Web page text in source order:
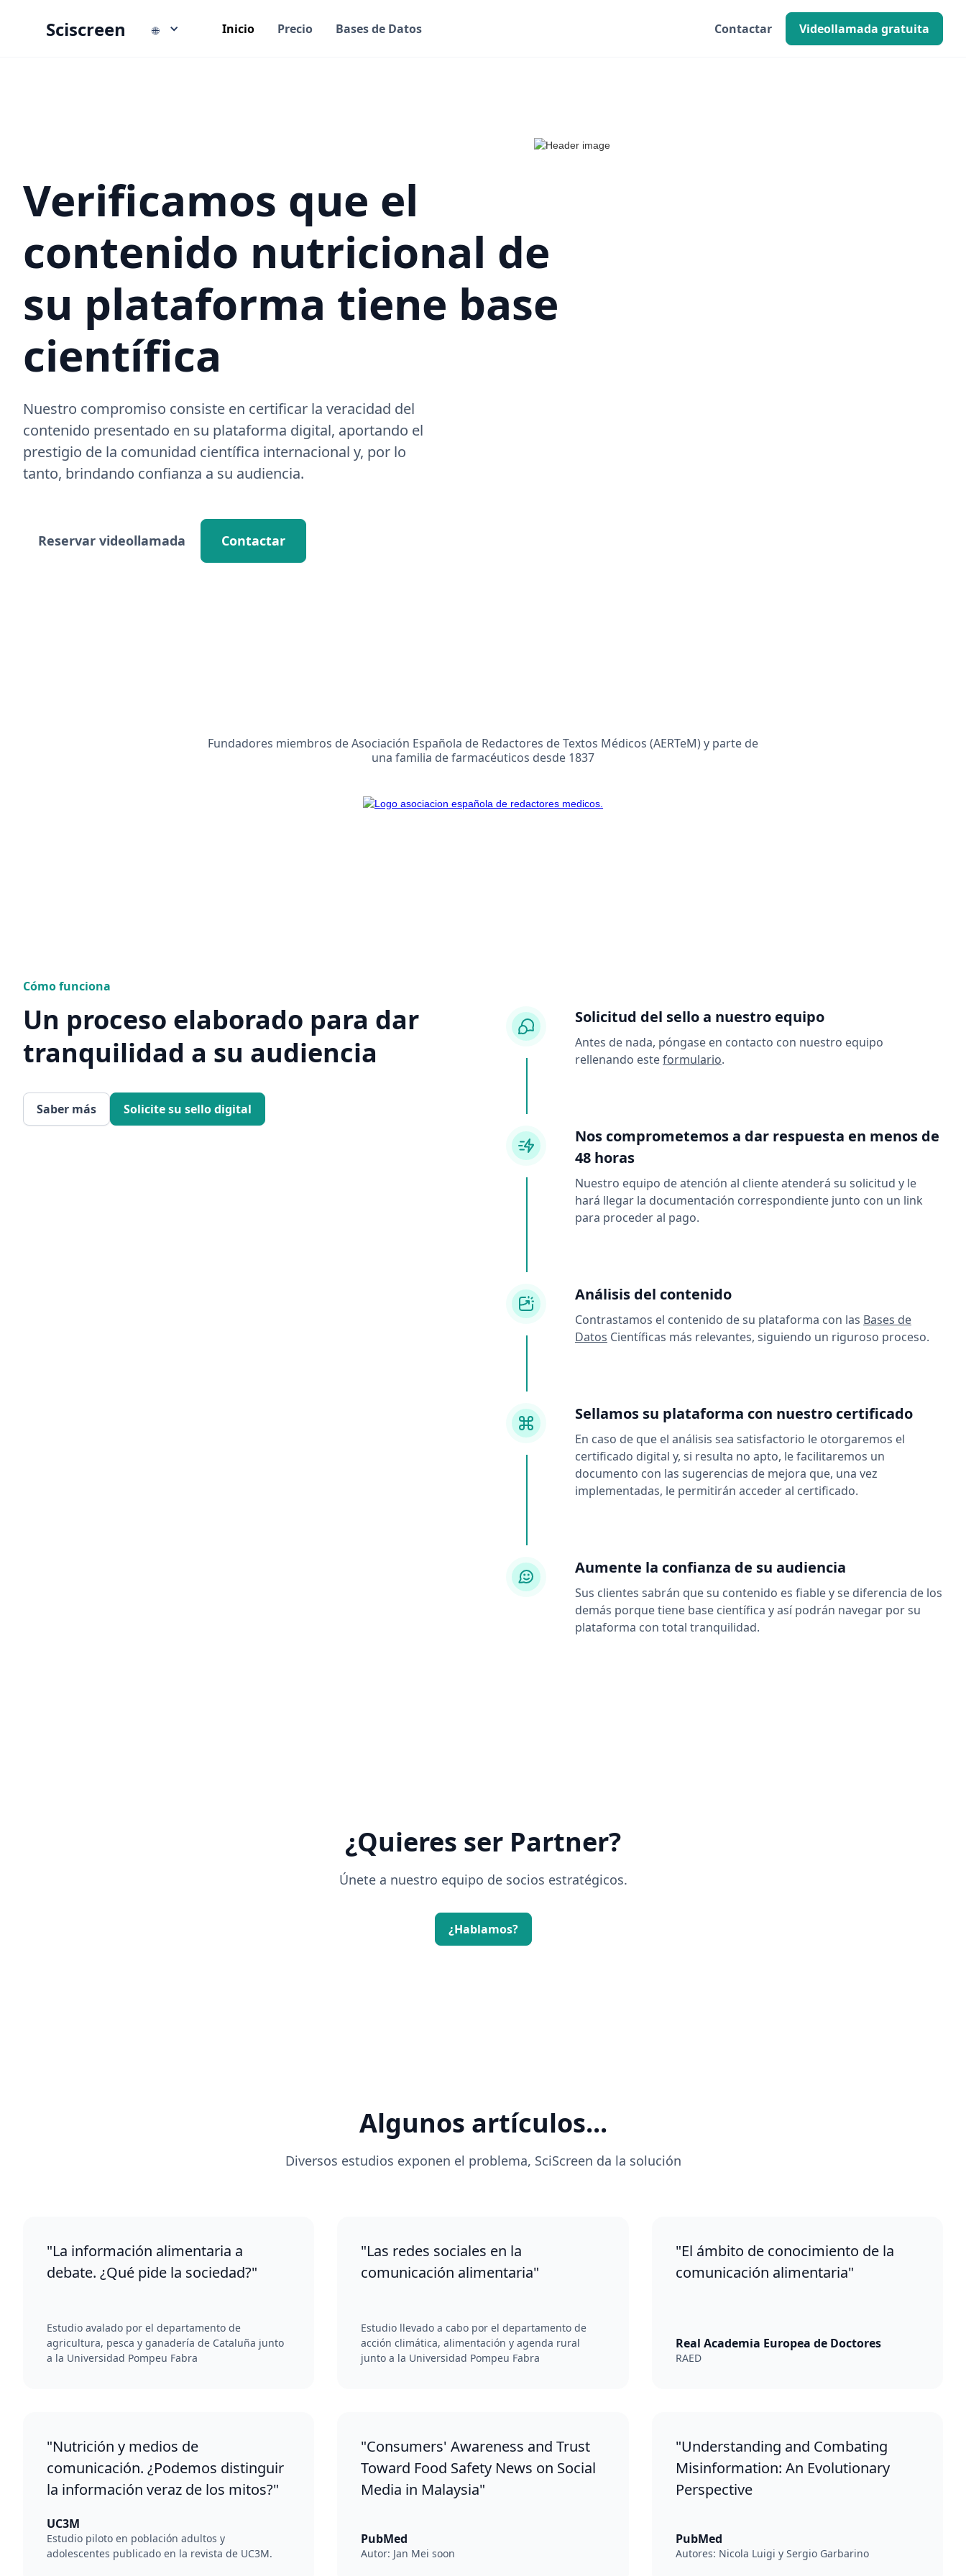
Sciscreen 🌐 Inicio Precio Bases de Datos Contactar Videollamada gratuita
Verificamos que el
contenido nutricional de
su plataforma tiene base
científica
Nuestro compromiso consiste en certificar la veracidad del
contenido presentado en su plataforma digital, aportando el
prestigio de la comunidad científica internacional y, por lo
tanto, brindando confianza a su audiencia.
Reservar videollamada Contactar
Fundadores miembros de Asociación Española de Redactores de Textos Médicos (AERTeM) y parte de
una familia de farmacéuticos desde 1837
Cómo funciona
Un proceso elaborado para dar
tranquilidad a su audiencia
Saber más Solicite su sello digital
Solicitud del sello a nuestro equipo
Antes de nada, póngase en contacto con nuestro equipo
rellenando esteformulario.
Nos comprometemos a dar respuesta en menos de
48 horas
Nuestro equipo de atención al cliente atenderá su solicitud y le
hará llegar la documentación correspondiente junto con un link
para proceder al pago.
Análisis del contenido
Contrastamos el contenido de su plataforma con las Bases de
Datos Científicas más relevantes, siguiendo un riguroso proceso.
Sellamos su plataforma con nuestro certificado
En caso de que el análisis sea satisfactorio le otorgaremos el
certificado digital y, si resulta no apto, le facilitaremos un
documento con las sugerencias de mejora que, una vez
implementadas, le permitirán acceder al certificado.
Aumente la confianza de su audiencia
Sus clientes sabrán que su contenido es fiable y se diferencia de los
demás porque tiene base científica y así podrán navegar por su
plataforma con total tranquilidad.
¿Quieres ser Partner?
Únete a nuestro equipo de socios estratégicos.
¿Hablamos?
Algunos artículos...
Diversos estudios exponen el problema, SciScreen da la solución
"La información alimentaria a
debate. ¿Qué pide la sociedad?"
Estudio avalado por el departamento de
agricultura, pesca y ganadería de Cataluña junto
a la Universidad Pompeu Fabra
"Las redes sociales en la
comunicación alimentaria"
Estudio llevado a cabo por el departamento de
acción climática, alimentación y agenda rural
junto a la Universidad Pompeu Fabra
"El ámbito de conocimiento de la
comunicación alimentaria"
Real Academia Europea de Doctores
RAED
"Nutrición y medios de
comunicación. ¿Podemos distinguir
la información veraz de los mitos?"
UC3M
Estudio piloto en población adultos y
adolescentes publicado en la revista de UC3M.
"Consumers' Awareness and Trust
Toward Food Safety News on Social
Media in Malaysia"
PubMed
Autor: Jan Mei soon
"Understanding and Combating
Misinformation: An Evolutionary
Perspective
PubMed
Autores: Nicola Luigi y Sergio Garbarino